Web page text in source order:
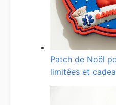
Patch de Noël
limitées et